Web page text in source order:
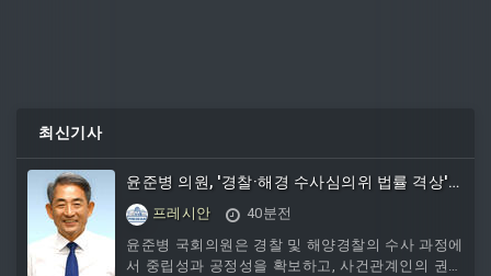
최신기사
윤준병 의원, '경찰·해경 수사심의위 법률 격상'
법안 발의…독립·공정성 강화 추진
프레시안
40분전
윤준병 국회의원은 경찰 및 해양경찰의 수사 과정에
서 중립성과 공정성을 확보하고, 사건관계인의 권익